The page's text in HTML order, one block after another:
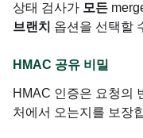
상태 검사가 모든
브랜치 옵션을 선택할
HMAC 공유 비밀
HMAC 인증은 요청의
처에서 오는지를 보장